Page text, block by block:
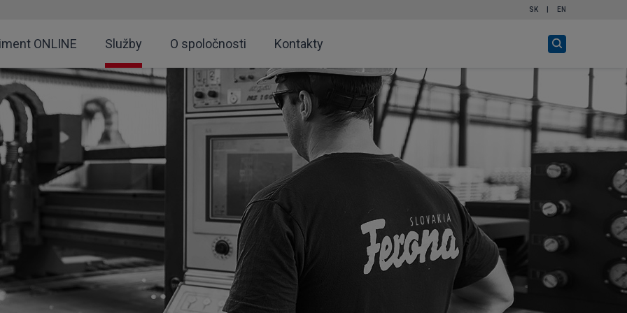
SK EN
ONLINE Služby O spoločnosti Kontakty
vyhľadávanie